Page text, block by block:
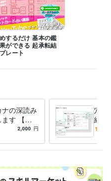
するだけ 基本の鑑
ができる 起承転結
レート
の深読み
す 【商
アルカナ5
2,000 円
穴埋
結果
定結